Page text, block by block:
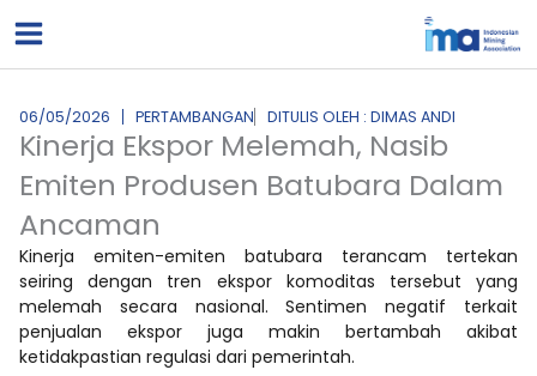
ke
06/05/2026 PERTAMBANGAN DITULIS OLEH : DIMAS ANDI
Kinerja Ekspor Melemah, Nasib
Emiten Produsen Batubara Dalam
Ancaman
Kinerja emiten-emiten batubara terancam tertekan
seiring dengan tren ekspor komoditas tersebut yang
melemah secara nasional. Sentimen negatif terkait
penjualan ekspor juga makin bertambah akibat
ketidakpastian regulasi dari pemerintah.